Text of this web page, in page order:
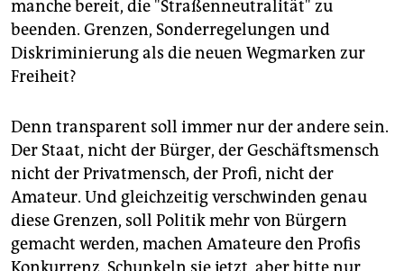
manche bereit, die "Straßenneutralität" zu
beenden. Grenzen, Sonderregelungen und
Diskriminierung als die neuen Wegmarken zur
Freiheit?
Denn transparent soll immer nur der andere sein.
Der Staat, nicht der Bürger, der Geschäftsmensch
nicht der Privatmensch, der Profi, nicht der
Amateur. Und gleichzeitig verschwinden genau
diese Grenzen, soll Politik mehr von Bürgern
gemacht werden, machen Amateure den Profis